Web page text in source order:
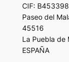
CIF:
Paseo del
45516
La Puebla de
ESPAÑA